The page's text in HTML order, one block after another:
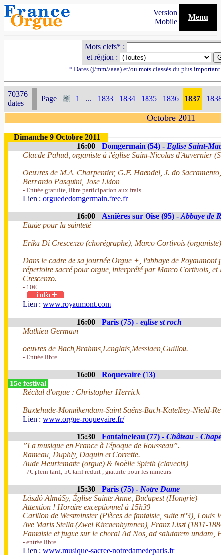
Version
Mobile
Menu
Mots clefs* :
et région :
* Dates (j/mm/aaaa) et/ou mots classés du plus
70376
dates
Page 1 ... 1833 1834 1835 1836 1837
Octobre 2011
Dimanche 9 Octobre 2011
16:00
Domgermain (54) - Eglise Saint-
Claude Pahud, organiste à l'église Saint-Nicolas d'Auvernier
Oeuvres de M.A. Charpentier, G.F. Haendel, J. do
Bernardo Pasquini, Jose Lidon
- Entrée gratuite, libre participation aux frais
Lien : orguededomgermain.free.fr
16:00 Asnières sur Oise (95) - Abbaye de
Etude pour la sainteté
Erika Di Crescenzo (chorégraphe), Marco Cortivois
Dans le cadre de sa journée Orgue +, l'abbaye de Royaumont
répertoire sacré pour orgue, interprété par Marco Cortivois, et
Crescenzo.
- 10€
Lien : www.royaumont.com
16:00 Paris (75) - eglise st roch
Mathieu Germain
oeuvres de Bach,Brahms,Langlais,Messiaen,Guillou.
- Entrée libre
16:00
Roquevaire (13)
15e festival
Récital d'orgue : Christopher Herrick
Buxtehude-Monnikendam-Saint Saëns-Bach-Katelbey-Nield-
Lien : www.orgue-roquevaire.fr/
15:30 Fontaineleau (77) - Château -
”La musique en France à l'époque de Rousseau”.
Rameau, Duphly, Daquin et Corrette.
Aude Heurtematte (orgue) & Noëlle Spieth (clavecin)
- 7€ plein tarif; 5€ tarif réduit , gratuité pour les mineurs
15:30 Paris (75) - Notre Dame
László AlmáSy, Église Sainte Anne, Budapest (Hongrie)
Attention ! Horaire exceptionnel à 15h30
Carillon de Westminster (Pièces de fantaisie, suite n°3), Louis
Ave Maris Stella (Zwei Kirchenhymnen), Franz Liszt (1811-
Fantaisie et fugue sur le choral Ad Nos, ad salutarem undam,
- entrée libre
Lien : www.musique-sacree-notredamedeparis.fr